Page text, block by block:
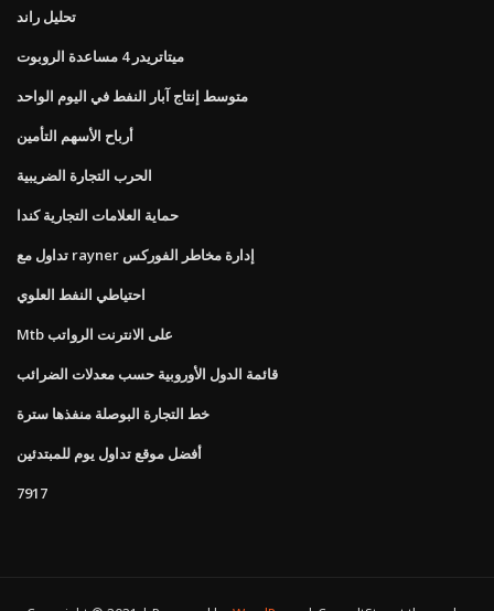
تحليل راند
ميتاتريدر 4 مساعدة الروبوت
متوسط ​​إنتاج آبار النفط في اليوم الواحد
أرباح الأسهم التأمين
الحرب التجارة الضريبية
حماية العلامات التجارية كندا
تداول مع rayner إدارة مخاطر الفوركس
احتياطي النفط العلوي
Mtb على الانترنت الرواتب
قائمة الدول الأوروبية حسب معدلات الضرائب
خط التجارة البوصلة منفذها سترة
أفضل موقع تداول يوم للمبتدئين
7917